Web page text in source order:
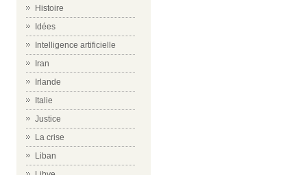
Histoire
Idées
Intelligence artificielle
Iran
Irlande
Italie
Justice
La crise
Liban